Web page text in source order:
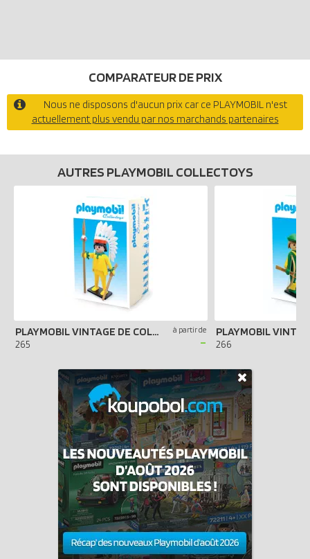
COMPARATEUR DE PRIX
Nous ne disposons d'aucun prix car ce PLAYMOBIL n'est
actuellement plus vendu par nos marchands partenaires
AUTRES PLAYMOBIL COLLECTOYS
PLAYMOBIL VINTAGE DE COLLECTION : LE CHEF INDIEN
265
à partir de
- 266